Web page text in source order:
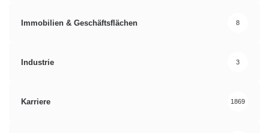
Immobilien & Geschäftsflächen 8
Industrie 3
Karriere 1869